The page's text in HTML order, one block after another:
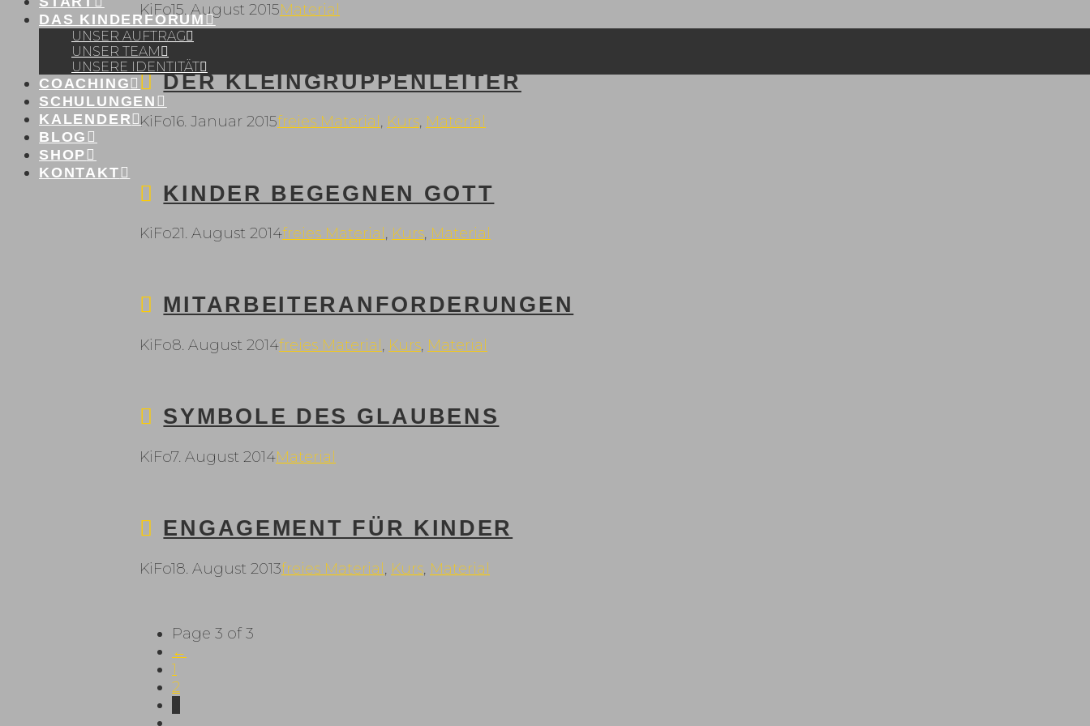
DAS KINDERFORUM
UNSER AUFTRAG
UNSER TEAM
UNSERE IDENTITÄT
COACHING
SCHULUNGEN
KALENDER
BLOG
SHOP
KONTAKT
KiFo15. August 2015Material
DER KLEINGRUPPENLEITER
KiFo16. Januar 2015freies Material , Kurs, Material
KINDER BEGEGNEN GOTT
KiFo21. August 2014freies Material , Kurs, Material
MITARBEITERANFORDERUNGEN
KiFo8. August 2014freies Material , Kurs, Material
SYMBOLE DES GLAUBENS
KiFo7. August 2014Material
ENGAGEMENT FÜR KINDER
KiFo18. August 2013freies Material, Kurs, Material
Page 3 of 3
←
1
2